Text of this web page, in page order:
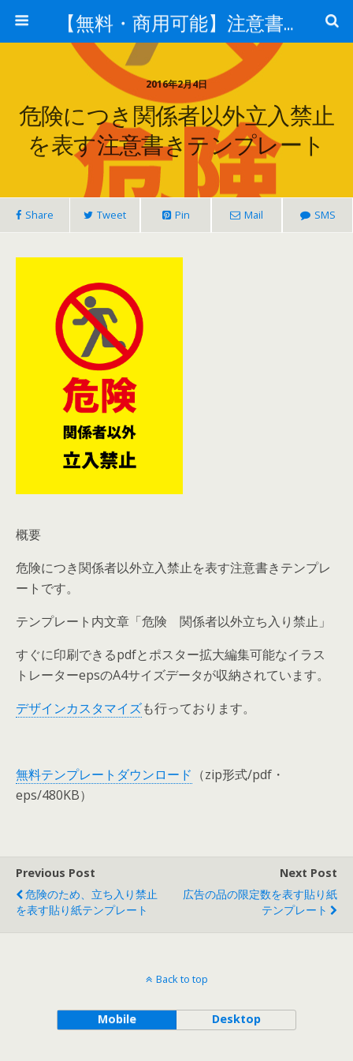
【無料・商用可能】注意書き・張り紙テンプレート【ポスター対応】
2016年2月4日
危険につき関係者以外立入禁止
を表す注意書きテンプレート
Share Tweet Pin Mail SMS
概要
危険につき関係者以外立入禁止を表す注意書きテンプレ
ートです。
テンプレート内文章「危険 関係者以外立ち入り禁止」
すぐに印刷できるpdfとポスター拡大編集可能なイラス
トレーターepsのA4サイズデータが収納されています。
デザインカスタマイズも行っております。
無料テンプレートダウンロード （zip形式/pdf・
eps/480KB）
Previous Post
危険のため、立ち入り禁止
を表す貼り紙テンプレート
Next Post
広告の品の限定数を表す貼り紙
テンプレート
Back to top
Mobile Desktop